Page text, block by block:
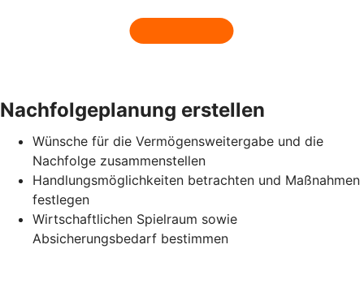
Nachfolgeplanung erstellen
Wünsche für die Vermögensweitergabe und die
Nachfolge zusammenstellen
Handlungsmöglichkeiten betrachten und Maßnahmen
festlegen
Wirtschaftlichen Spielraum sowie
Absicherungsbedarf bestimmen